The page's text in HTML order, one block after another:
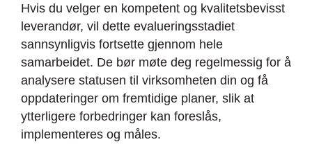
Hvis du velger en kompetent og kvalitetsbevisst
leverandør, vil dette evalueringsstadiet
sannsynligvis fortsette gjennom hele
samarbeidet. De bør møte deg regelmessig for å
analysere statusen til virksomheten din og få
oppdateringer om fremtidige planer, slik at
ytterligere forbedringer kan foreslås,
implementeres og måles.